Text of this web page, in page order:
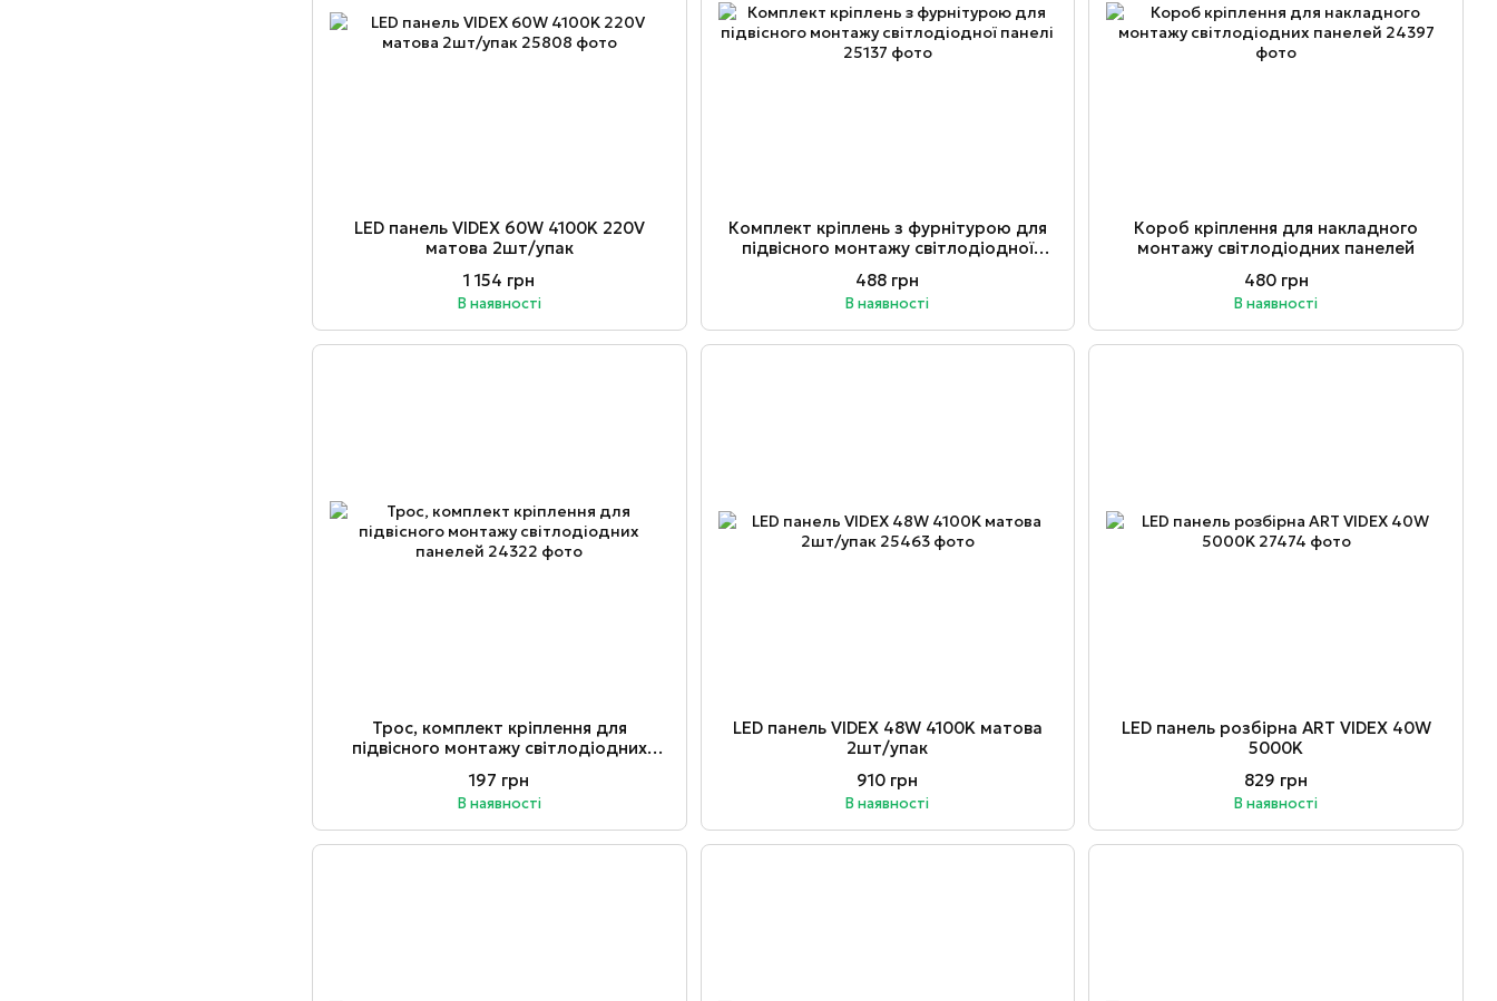
LED панель VIDEX 60W 4100K 220V
матова 2шт/упак
1 154 грн
В наявності
Комплект кріплень з фурнітурою для
підвісного монтажу світлодіодної
488 грн
В наявності
Короб кріплення для накладного
монтажу світлодіодних панелей
480 грн
В наявності
Трос, комплект крiплення для
підвісного монтажу світлодіодних
197 грн
В наявності
LED панель VIDEX 48W 4100K матова
2шт/упак
910 грн
В наявності
LED панель розбірна ART VIDEX 40W
5000K
829 грн
В наявності